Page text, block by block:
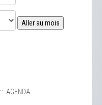
Aller au mois
:: AGENDA